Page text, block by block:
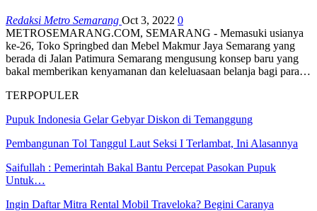
Redaksi Metro Semarang Oct 3, 2022 0
METROSEMARANG.COM, SEMARANG - Memasuki usianya
ke-26, Toko Springbed dan Mebel Makmur Jaya Semarang yang
berada di Jalan Patimura Semarang mengusung konsep baru yang
bakal memberikan kenyamanan dan keleluasaan belanja bagi para…
TERPOPULER
Pupuk Indonesia Gelar Gebyar Diskon di Temanggung
Pembangunan Tol Tanggul Laut Seksi I Terlambat, Ini Alasannya
Saifullah : Pemerintah Bakal Bantu Percepat Pasokan Pupuk
Untuk…
Ingin Daftar Mitra Rental Mobil Traveloka? Begini Caranya